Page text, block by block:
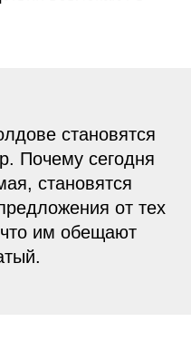
становятся
Почему сегодня
становятся
от тех
им обещают